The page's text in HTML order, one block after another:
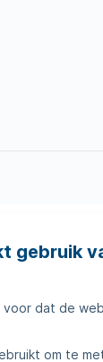
gebruik
dat de
om te